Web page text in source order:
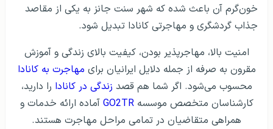
خون‌گرم آن باعث شده که شهر سنت جانز به یکی از مقاصد
جذاب گردشگری و مهاجرتی کانادا تبدیل شود.
امنیت بالا، مهاجرپذیر بودن، کیفیت بالای زندگی و آموزش
مقرون به صرفه از جمله دلایل ایرانیان برای مهاجرت به کانادا
محسوب می‌شود. اگر شما هم قصد زندگی در کانادا را دارید،
کارشناسان متخصص موسسهGO2TR آماده ارائه خدمات و
همراهی متقاضیان در تمامی مراحل مهاجرت هستند.